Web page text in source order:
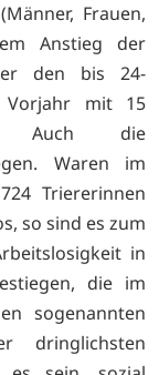
Frauen,
Anstieg der
den bis 24-
Vorjahr mit 15
Auch die
Waren im
Triererinnen
so sind es zum
in
die im
sogenannten
dringlichsten